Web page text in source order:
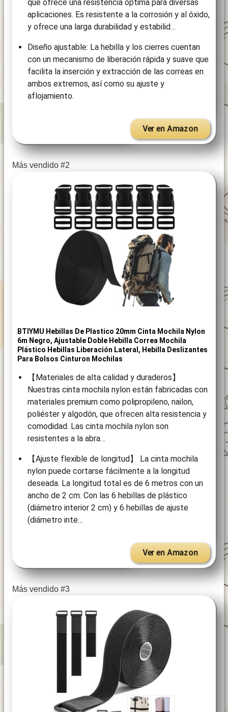
que ofrece una resistencia óptima para diversas
aplicaciones. Es resistente a la corrosión y al óxido,
y ofrece una larga durabilidad y estabilid…
Diseño ajustable: La hebilla y los cierres cuentan
con un mecanismo de liberación rápida y suave que
facilita la inserción y extracción de las correas en
ambos extremos, así como su ajuste y
aflojamiento.
Ver en Amazon
Más vendido #2
BTIYMU Hebillas De Plastico 20mm Cinta Mochila Nylon
6m Negro, Ajustable Doble Hebilla Correa Mochila
Plástico Hebillas Liberación Lateral, Hebilla Deslizantes
Para Bolsos Cinturon Mochilas
【Materiales de alta calidad y duraderos】
Nuestras cinta mochila nylon están fabricadas con
materiales premium como polipropileno, nailon,
poliéster y algodón, que ofrecen alta resistencia y
comodidad. Las cinta mochila nylon son
resistentes a la abra…
【Ajuste flexible de longitud】 La cinta mochila
nylon puede cortarse fácilmente a la longitud
deseada. La longitud total es de 6 metros con un
ancho de 2 cm. Con las 6 hebillas de plástico
(diámetro interior 2 cm) y 6 hebillas de ajuste
(diámetro inte…
Ver en Amazon
Más vendido #3